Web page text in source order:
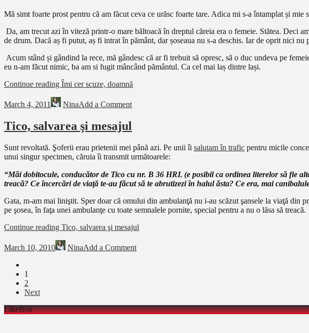
Mă simt foarte prost pentru că am făcut ceva ce urăsc foarte tare. Adica mi s-a întamplat și
Da, am trecut azi în viteză printr-o mare băltoacă în dreptul căreia era o femeie. Stătea. Deci
de drum. Dacă aș fi putut, aș fi intrat în pământ, dar șoseaua nu s-a deschis. Iar de oprit nici
Acum stând și gândind la rece, mă gândesc că ar fi trebuit să opresc, să o duc undeva pe
eu n-am făcut nimic, ba am si fugit mâncând pământul. Ca cel mai laș dintre lași.
Continue reading Îmi cer scuze, doamnă
March 4, 2011 NinaAdd a Comment
Tico, salvarea şi mesajul
Sunt revoltată. Şoferii erau prietenii mei până azi. Pe unii îi salutam în trafic pentru micile
unui singur specimen, căruia îi transmit următoarele:
“Măi dobitocule, conducător de Tico cu nr. B 36 HRL (e posibil ca ordinea literelor să fie
treacă? Ce încercări de viaţă te-au făcut să te abrutizezi în halul ăsta? Ce era, mai
Gata, m-am mai liniştit. Sper doar că omului din ambulanţă nu i-au scăzut şansele la viaţă
pe şosea, în faţa unei ambulanţe cu toate semnalele pornite, special pentru a nu o lăsa să treacă.
Continue reading Tico, salvarea şi mesajul
March 10, 2010 NinaAdd a Comment
1
2
Next
LikeBox